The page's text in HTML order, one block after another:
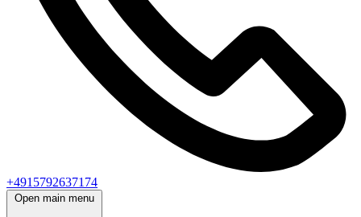
+4915792637174
Open main menu